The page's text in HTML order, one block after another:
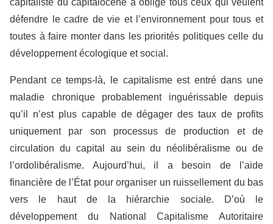
capitaliste du capitalocène a obligé tous ceux qui veulent
défendre le cadre de vie et l’environnement pour tous et
toutes à faire monter dans les priorités politiques celle du
développement écologique et social.
Pendant ce temps-là, le capitalisme est entré dans une
maladie chronique probablement inguérissable depuis
qu’il n’est plus capable de dégager des taux de profits
uniquement par son processus de production et de
circulation du capital au sein du néolibéralisme ou de
l’ordolibéralisme. Aujourd’hui, il a besoin de l’aide
financière de l’État pour organiser un ruissellement du bas
vers le haut de la hiérarchie sociale. D’où le
développement du National Capitalisme Autoritaire